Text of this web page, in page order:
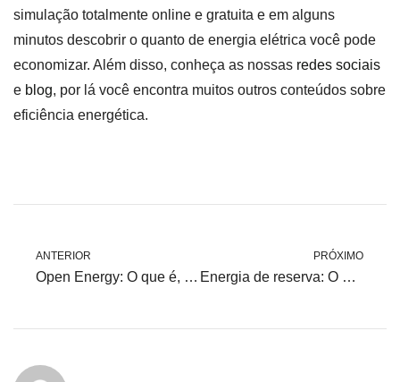
simulação totalmente online e gratuita e em alguns
minutos descobrir o quanto de energia elétrica você pode
economizar. Além disso, conheça as nossas redes sociais
e blog, por lá você encontra muitos outros conteúdos sobre
eficiência energética.
ANTERIOR
Open Energy: O que é, benefícios e desafios no setor de energia no brasil
PRÓXIMO
Energia de reserva: O que é e como funciona?